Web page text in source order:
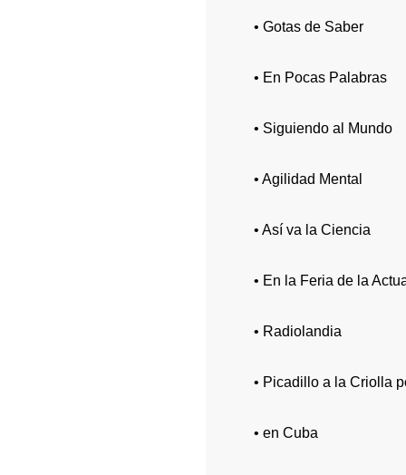
• Gotas de Saber
• En Pocas Palabras
• Siguiendo al Mundo
• Agilidad Mental
• Así va la Ciencia
• En la Feria de la
• Radiolandia
• Picadillo a la Criolla
• en Cuba